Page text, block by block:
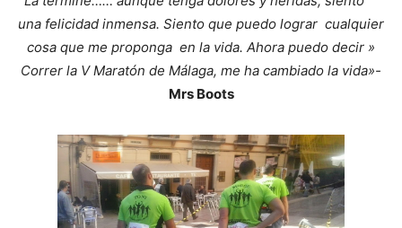
una felicidad inmensa. Siento que puedo lograr cualquier
cosa que me proponga en la vida. Ahora puedo decir »
Correr la V Maratón de Málaga, me ha cambiado la vida»-
Mrs Boots